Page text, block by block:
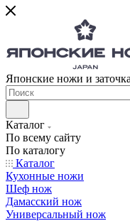
Японские ножи и
Каталог
По всему сайту
По каталогу
Каталог
Кухонные ножи
Шеф нож
Дамасский нож
Универсальный нож